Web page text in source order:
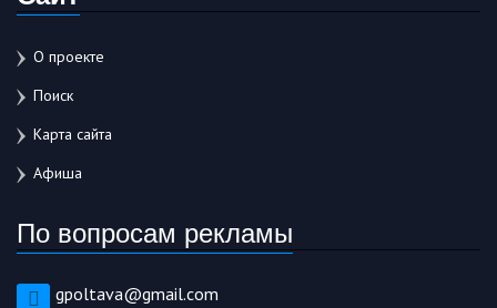
О проекте
Поиск
Карта сайта
Афиша
По вопросам рекламы
gpoltava@gmail.com